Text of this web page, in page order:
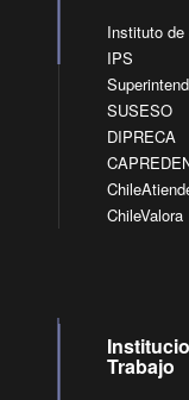
Instituto de
IPS
SUSESO
DIPRECA
ChileValora
Trabajo